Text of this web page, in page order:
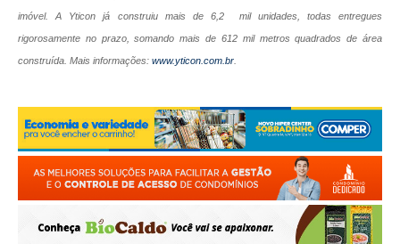
imóvel. A Yticon já construiu mais de 6,2 mil unidades, todas entregues
rigorosamente no prazo, somando mais de 612 mil metros quadrados de área
construída. Mais informações: www.yticon.com.br